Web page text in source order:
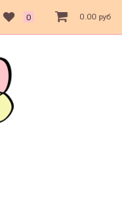
0 0.00 руб